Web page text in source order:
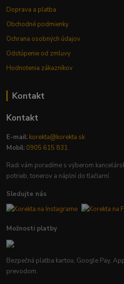
Doprava a platba
Obchodné podmienky
Ochrana osobných údajov
Odstúpenie od zmluvy
Hodnotenia zákazníkov
Kontakt
Kontakt
E-mail: korekta@korekta.sk
Mobil: 0905 615 831
Radi vám poradíme s výberom
potrieb, tonerov a náplní do tlačiarní.
Sledujte nás
Možnosti platby
Bezpečná platba kartou, Google Pay,
prevodom.